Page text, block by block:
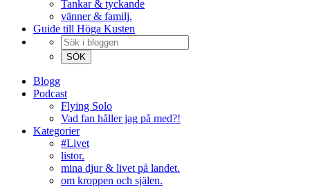
Tankar & tyckande
vänner & familj.
Guide till Höga Kusten
Blogg
Podcast
Flying Solo
Vad fan håller jag på med?!
Kategorier
#Livet
listor.
mina djur & livet på landet.
om kroppen och själen.